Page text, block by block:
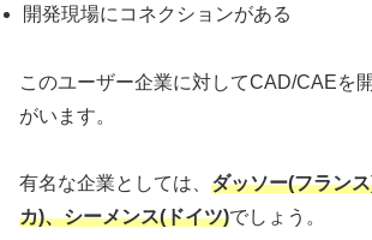
開発現場にコネクションがある
このユーザー企業に対してCAD/CAEを
がいます。
有名な企業としては、 ダッソー(フラン
カ)、シーメンス(ドイツ)でしょう。